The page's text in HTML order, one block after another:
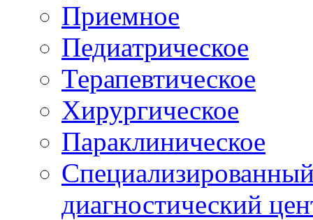
Приемное
Педиатрическое
Терапевтическое
Хирургическое
Параклиническое
диагностический